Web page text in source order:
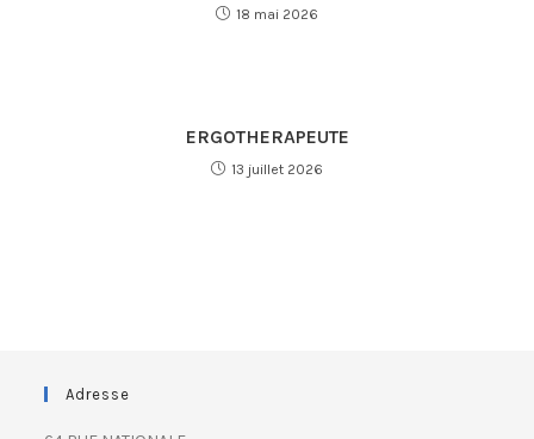
18 mai 2026
ERGOTHERAPEUTE
13 juillet 2026
Adresse